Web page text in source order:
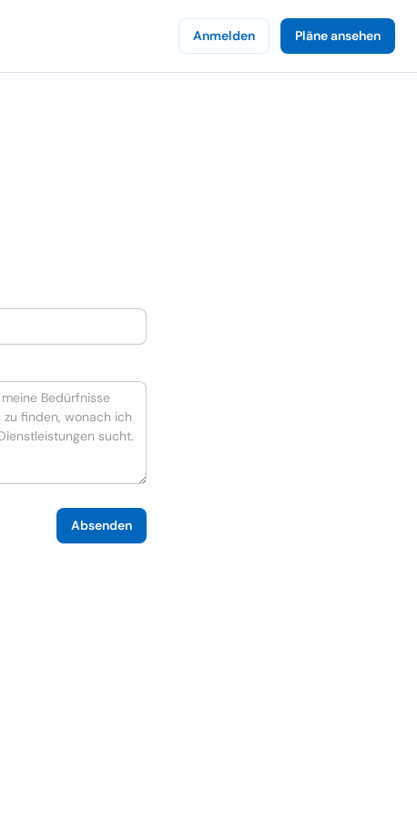
Anmelden Pläne ansehen
Absenden